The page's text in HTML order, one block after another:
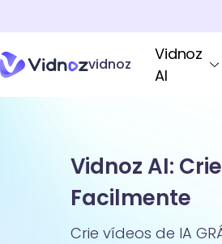
vidnoz
Vidnoz
AI
Vidnoz AI:
Facilmente
Crie vídeos de IA